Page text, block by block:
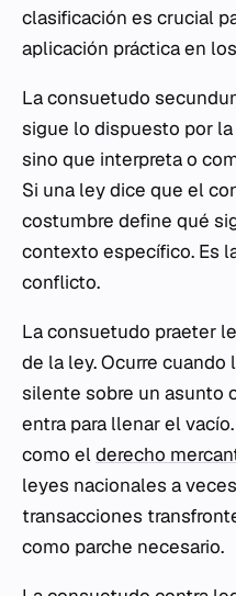
clasificación es crucial
aplicación práctica en
Laconsuetudo
sigue lo dispuesto por
sino que interpreta o
Si una ley dice que el
costumbre define qué
contexto específico. Es
conflicto.
Laconsuetudo praeter
de la ley. Ocurre
silente sobre un asunto
entra para llenar el
como elderecho
leyes nacionales a
transacciones
como parche necesario.